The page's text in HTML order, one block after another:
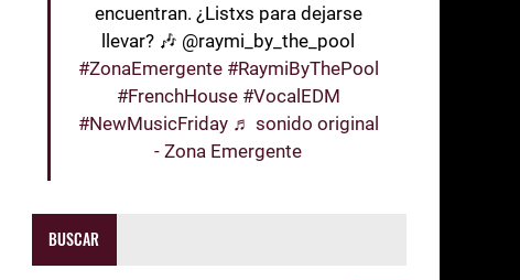
encuentran. ¿Listxs para dejarse
llevar? 🎶 @raymi_by_the_pool
#ZonaEmergente #RaymiByThePool
#FrenchHouse #VocalEDM
#NewMusicFriday ♬ sonido original
- Zona Emergente
BUSCAR